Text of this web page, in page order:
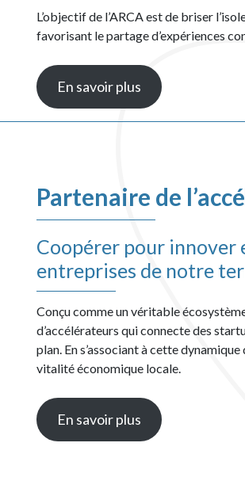
L’objectif de l’ARCA est de briser
favorisant le partage d’expériences
En savoir plus
Partenaire de
Coopérer pour innover
entreprises de notre
Conçu comme un véritable
d’accélérateurs qui connecte des
plan. En s’associant à cette
vitalité économique locale.
En savoir plus